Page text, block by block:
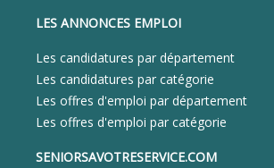
LES ANNONCES EMPLOI
Les candidatures par département
Les candidatures par catégorie
Les offres d'emploi par département
Les offres d'emploi par catégorie
SENIORSAVOTRESERVICE.COM